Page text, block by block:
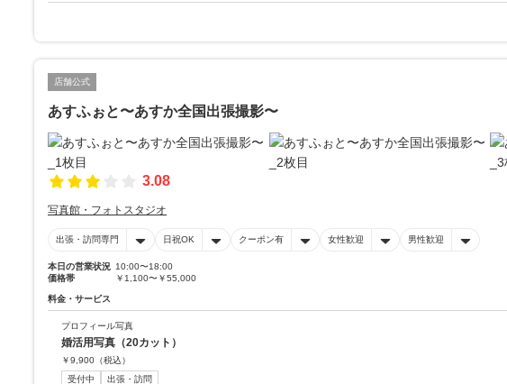
店舗公式
あすふぉと〜あすか全国出張撮影〜
3.08
写真館・フォトスタジオ
出張・訪問専門 日祝OK クーポン有 女性歓迎 男性歓迎
本日の営業状況 10:00〜18:00
価格帯
￥1,100〜￥55,000
料金・サービス
プロフィール写真
婚活用写真（20カット）
￥9,900 （税込）
受付中
出張・訪問